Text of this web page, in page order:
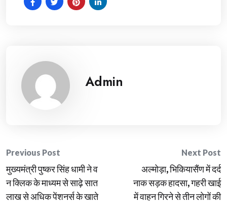
Admin
Post
navigation
Previous Post
मुख्यमंत्री पुष्कर सिंह धामी ने व
न क्लिक के माध्यम से साढ़े सात
लाख से अधिक पेंशनर्स के खाते
Next Post
अल्मोड़ा, भिकियासैंण में दर्द
नाक सड़क हादसा, गहरी खाई
में वाहन गिरने से तीन लोगों की